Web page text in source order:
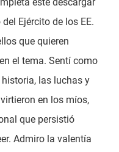
Ejército de los EE.
que quieren
el tema. Sentí como
las luchas y
en los míos,
que persistió
Admiro la valentía